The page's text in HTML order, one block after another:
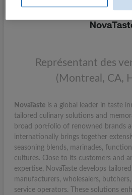
Représentant des
(Montreal, CA,
NovaTaste is a global leader in taste
tailored culinary solutions and
broad portfolio of renowned brands
internationally brings together
seasoning blends, marinades,
cultures. Close to its customers and
expertise, NovaTaste develops
manufacturers, wholesalers,
service operators. These solutions